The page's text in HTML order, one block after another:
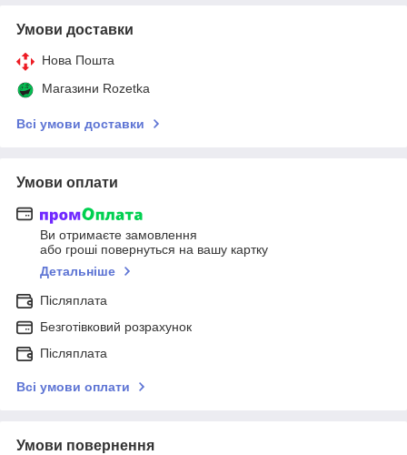
Умови доставки
Нова Пошта
Магазини Rozetka
Всі умови доставки
Умови оплати
Ви отримаєте замовлення
або гроші повернуться на вашу картку
Детальніше
Післяплата
Безготівковий розрахунок
Післяплата
Всі умови оплати
Умови повернення